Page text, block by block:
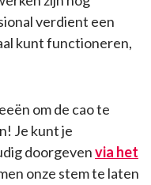
verdient een
kunt functioneren,
om de cao te
Je kunt je
doorgevenvia het
onze stem te laten